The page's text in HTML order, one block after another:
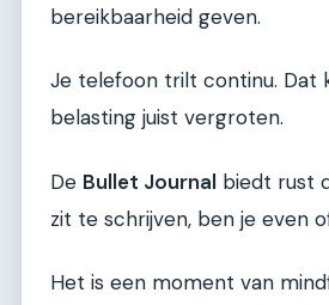
bereikbaarheid geven.
Je telefoon trilt continu. Dat
belasting juist vergroten.
De Bullet Journal biedt rust
zit te schrijven, ben je even
Het is een moment van